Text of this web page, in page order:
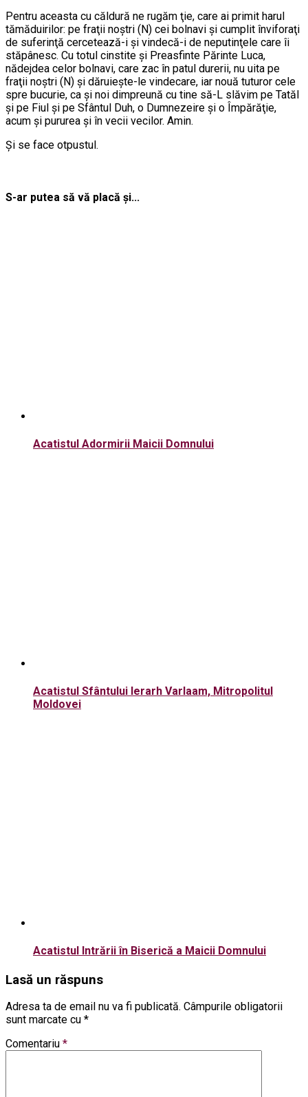
Pentru aceasta cu căldură ne rugăm ţie, care ai primit harul
tămăduirilor: pe fraţii noştri (N) cei bolnavi şi cumplit înviforaţi
de suferinţă cercetează-i şi vindecă-i de neputinţele care îi
stăpânesc. Cu totul cinstite şi Preasfinte Părinte Luca,
nădejdea celor bolnavi, care zac în patul durerii, nu uita pe
fraţii noştri (N) şi dăruieşte-le vindecare, iar nouă tuturor cele
spre bucurie, ca şi noi dimpreună cu tine să-L slăvim pe Tatăl
şi pe Fiul şi pe Sfântul Duh, o Dumnezeire şi o Împărăţie,
acum şi pururea şi în vecii vecilor. Amin.
Şi se face otpustul.
S-ar putea să vă placă și...
Acatistul Adormirii Maicii Domnului
Acatistul Sfântului Ierarh Varlaam, Mitropolitul
Moldovei
Acatistul Intrării în Biserică a Maicii Domnului
Lasă un răspuns
Adresa ta de email nu va fi publicată. Câmpurile obligatorii
sunt marcate cu *
Comentariu *